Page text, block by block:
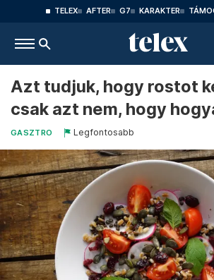
TELEX AFTER G7 KARAKTER
Azt tudjuk, hogy rostot
csak azt nem, hogy
GASZTRO Legfontosabb